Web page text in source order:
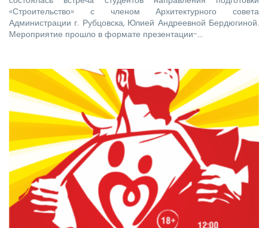
«Строительство» с членом Архитектурного совета
Администрации г. Рубцовска, Юлией Андреевной Бердюгиной.
Мероприятие прошло в формате презентации-…